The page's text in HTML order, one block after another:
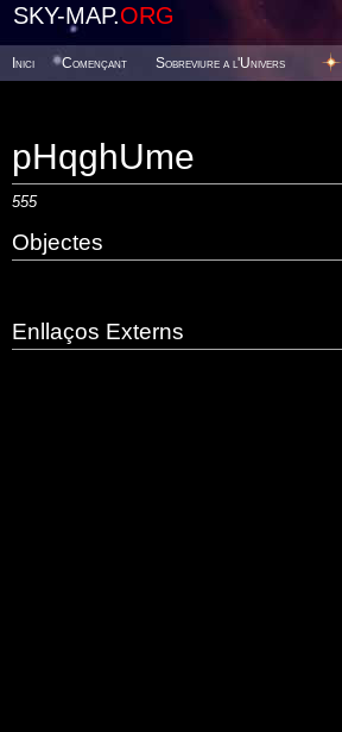
SKY-MAP.ORG
Inici Començant Sobreviure a l'Univers
pHqghUme
555
Objectes
Enllaços Externs